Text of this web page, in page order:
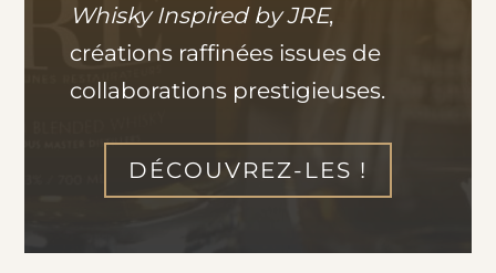
Whisky Inspired by JRE,
créations raffinées issues de
collaborations prestigieuses.
DÉCOUVREZ-LES !